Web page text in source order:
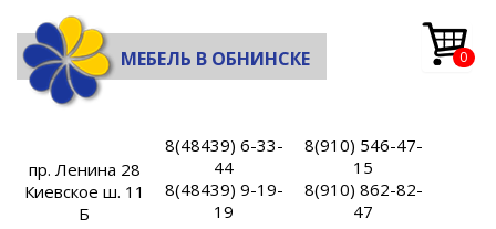
МЕБЕЛЬ В ОБНИНСКЕ 0
пр. Ленина 28
Киевское ш. 11
Б
8(48439) 6-33-
44
8(48439) 9-19-
19
8(910) 546-47-
15
8(910) 862-82-
47